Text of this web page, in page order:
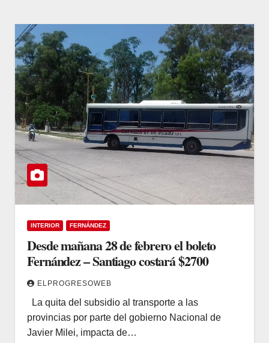
INTERIOR FERNÁNDEZ
Desde mañana 28 de febrero el boleto
Fernández – Santiago costará $2700
ELPROGRESOWEB
La quita del subsidio al transporte a las
provincias por parte del gobierno Nacional de
Javier Milei, impacta de…